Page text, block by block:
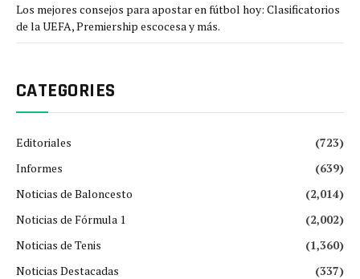
Los mejores consejos para apostar en fútbol hoy: Clasificatorios
de la UEFA, Premiership escocesa y más.
CATEGORIES
Editoriales
(723)
Informes
(639)
Noticias de Baloncesto
(2,014)
Noticias de Fórmula 1
(2,002)
Noticias de Tenis
(1,360)
Noticias Destacadas
(337)